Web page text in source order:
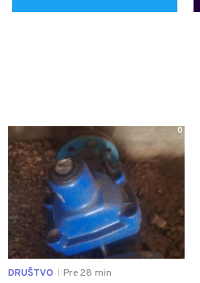
0
DRUŠTVO Pre 28 min